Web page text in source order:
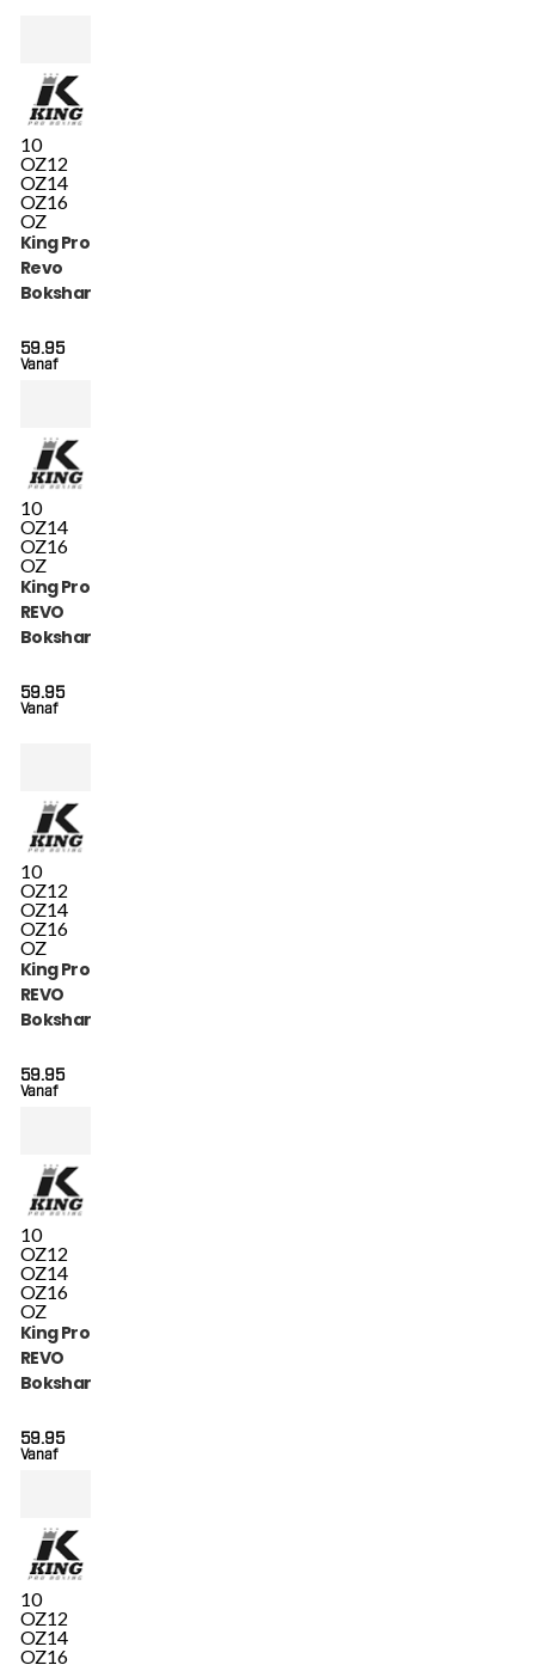
10
OZ12
OZ14
OZ16
OZ
King Pro Boxing
Revo
Bokshandschoenen
Vanaf
59.95
10
OZ14
OZ16
OZ
King Pro Boxing
REVO
Bokshandschoenen
Vanaf
59.95
10
OZ12
OZ14
OZ16
OZ
King Pro Boxing
REVO
Bokshandschoenen
Vanaf
59.95
10
OZ12
OZ14
OZ16
OZ
King Pro Boxing
REVO
Bokshandschoenen
Vanaf
59.95
10
OZ12
OZ14
OZ16